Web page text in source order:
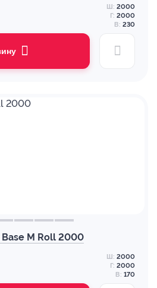
Ш: 2000
Г: 2000
В: 230
M Roll 2000
Ш: 2000
Г: 2000
В: 170